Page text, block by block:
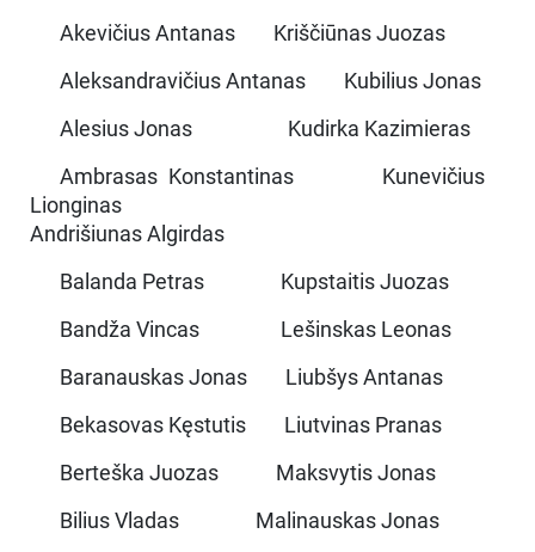
Akevičius Antanas Kriščiūnas Juozas
Aleksandravičius Antanas Kubilius Jonas
Alesius Jonas Kudirka Kazimieras
Ambrasas Konstantinas Kunevičius
Lionginas
Andrišiunas Algirdas
Balanda Petras Kupstaitis Juozas
Bandža Vincas Lešinskas Leonas
Baranauskas Jonas Liubšys Antanas
Bekasovas Kęstutis Liutvinas Pranas
Berteška Juozas Maksvytis Jonas
Bilius Vladas Malinauskas Jonas